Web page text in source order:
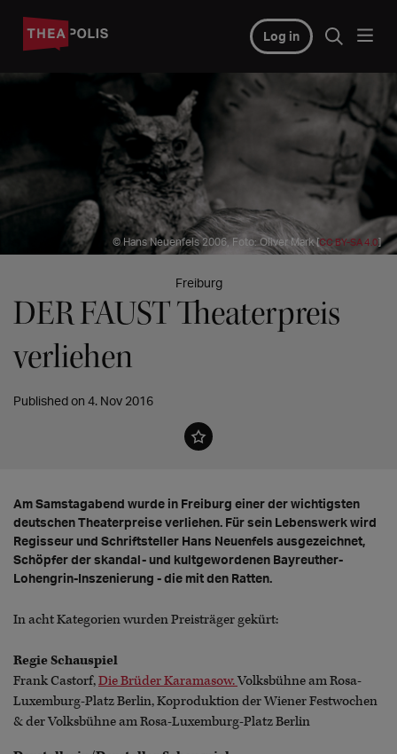
Log in
© Hans Neuenfels 2006, Foto: Oliver Mark [CC BY-SA 4.0]
Freiburg
DER FAUST Theaterpreis
verliehen
Published on 4. Nov 2016
Am Samstagabend wurde in Freiburg einer der wichtigsten
deutschen Theaterpreise verliehen. Für sein Lebenswerk wird
Regisseur und Schriftsteller Hans Neuenfels ausgezeichnet,
Schöpfer der skandal- und kultgewordenen Bayreuther-
Lohengrin-Inszenierung - die mit den Ratten.
In acht Kategorien wurden Preisträger gekürt:
Regie Schauspiel
Frank Castorf,Die Brüder Karamasow.Volksbühne am Rosa-
Luxemburg-Platz Berlin, Koproduktion der Wiener Festwochen
& der Volksbühne am Rosa-Luxemburg-Platz Berlin